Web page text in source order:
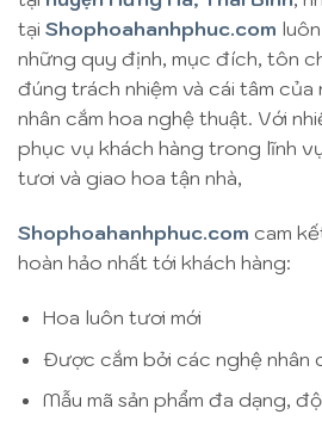
tại Shophoahanhphuc.com
những quy định, mục đích, tôn
đúng trách nhiệm và cái tâm
nhân cắm hoa nghệ thuật. Với
phục vụ khách hàng trong lĩnh
tươi và giao hoa tận nhà,
Shophoahanhphuc.com cam
hoàn hảo nhất tới khách hàng:
Hoa luôn tươi mới
Được cắm bởi các nghệ nhân
Mẫu mã sản phẩm đa dạng,